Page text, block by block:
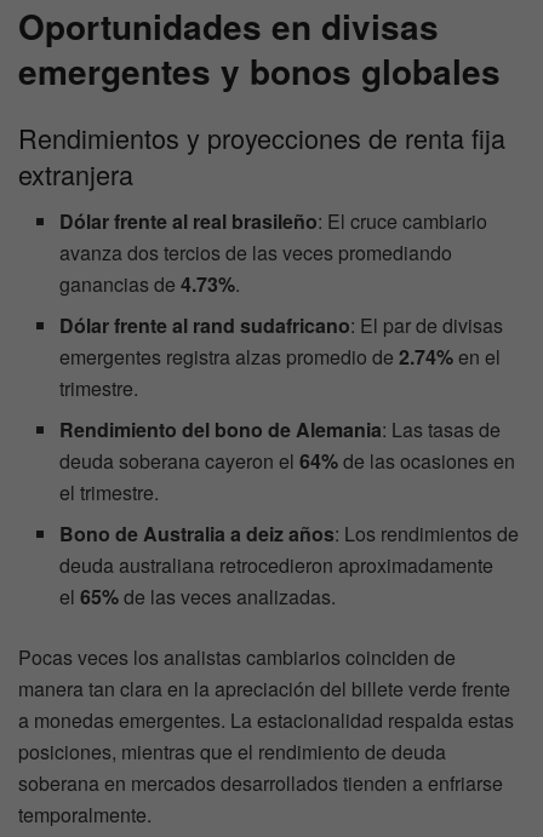
Oportunidades en divisas
emergentes y bonos globales
Rendimientos y proyecciones de renta fija
extranjera
Dólar frente al real brasileño: El cruce cambiario
avanza dos tercios de las veces promediando
ganancias de4.73%.
Dólar frente al rand sudafricano: El par de divisas
emergentes registra alzas promedio de2.74%en el
trimestre.
Rendimiento del bono de Alemania: Las tasas de
deuda soberana cayeron el64%de las ocasiones en
el trimestre.
Bono de Australia a deiz años: Los rendimientos de
deuda australiana retrocedieron aproximadamente
el65%de las veces analizadas.
Pocas veces los analistas cambiarios coinciden de
manera tan clara en la apreciación del billete verde frente
a monedas emergentes. La estacionalidad respalda estas
posiciones, mientras que el rendimiento de deuda
soberana en mercados desarrollados tienden a enfriarse
temporalmente.